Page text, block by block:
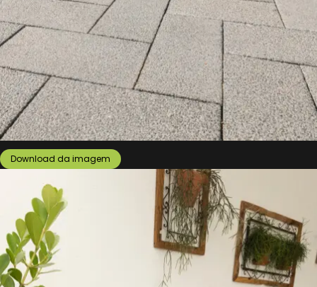
Download da imagem